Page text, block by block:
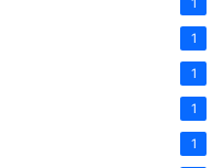
1
1
1
1
1